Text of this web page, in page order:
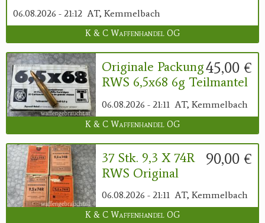
06.08.2026 - 21:12 AT, Kemmelbach
K & C Waffenhandel OG
45,00 €
Originale Packung
RWS 6,5x68 6g Teilmantel
06.08.2026 - 21:11 AT, Kemmelbach
K & C Waffenhandel OG
90,00 €
37 Stk. 9,3 X 74R
RWS Original
06.08.2026 - 21:11 AT, Kemmelbach
K & C Waffenhandel OG